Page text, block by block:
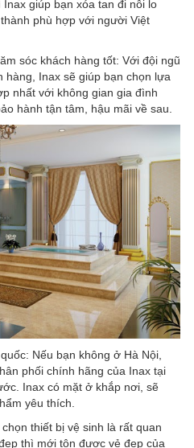
giúp bạn xóa tan đi nỗi lo
phù hợp với người Việt
khách hàng tốt: Với đội ngũ
hàng, Inax sẽ giúp bạn chọn lựa
nhất với không gian gia đình
hành tận tâm, hậu mãi về sau.
Nếu bạn không ở Hà Nội,
phối chính hãng của Inax tại
Inax có mặt ở khắp nơi, sẽ
yêu thích.
thiết bị vệ sinh là rất quan
thì mới tôn được vẻ đẹp của